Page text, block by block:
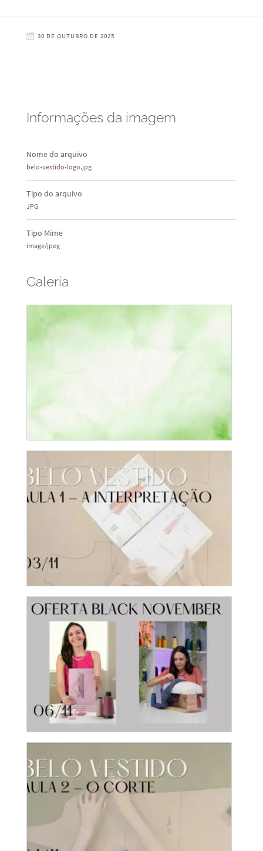
30 DE OUTUBRO DE 2025
Informações da imagem
Nome do arquivo
belo-vestido-logo.jpg
Tipo do arquivo
JPG
Tipo Mime
image/jpeg
Galeria